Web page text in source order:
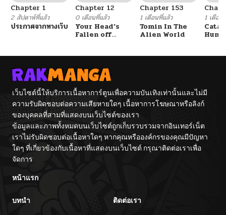
Chapter 1
2 สัปดาห์ที่แล้ว
ประกาศจากทางเว็บ
Chapter 12
0 เดือนที่แล้ว
Your Head’s
Fallen off
Chapter 153
1 เดือนที่แล้ว
Tomin In The
Alien World
1 เดือน
เว็บไซต์นี้ให้บริการเนื้อหาการ์ตูนเพื่อความบันเทิงเท่านั้นและไม่มี
ความรับผิดชอบต่อความเสียหายใดๆ เนื้อหาการโฆษณาหรือลิงก์
ของบุคคลที่สามที่แสดงบนเว็บไซต์ของเรา
ข้อมูลและภาพทั้งหมดบนเว็บไซต์ถูกเก็บรวบรวมจากอินเทอร์เน็ต
เราไม่รับผิดชอบต่อเนื้อหาใดๆ หากคุณหรือองค์กรของคุณมีปัญหา
ใดๆ ที่เกี่ยวข้องกับเนื้อหาที่แสดงบนเว็บไซต์ กรุณาติดต่อเราเพื่อ
จัดการ
หน้าแรก
บทนำ ติดต่อเรา